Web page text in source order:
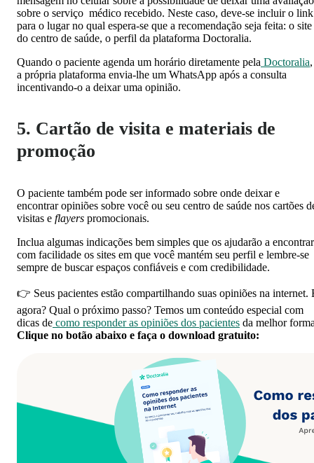
sobre o serviço médico recebido. Neste caso, deve-se incluir o link
para o lugar no qual espera-se que a recomendação seja feita: o site
do centro de saúde, o perfil da plataforma Doctoralia.
Quando o paciente agenda um horário diretamente pela Doctoralia,
a própria plataforma envia-lhe um WhatsApp após a consulta
incentivando-o a deixar uma opinião.
5. Cartão de visita e materiais de
promoção
O paciente também pode ser informado sobre onde deixar e
encontrar opiniões sobre você ou seu centro de saúde nos cartões
visitas e flayers promocionais.
Inclua algumas indicações bem simples que os ajudarão a encontrar
com facilidade os sites em que você mantém seu perfil e lembre-se
sempre de buscar espaços confiáveis e com credibilidade.
👉 Seus pacientes estão compartilhando suas opiniões na internet.
agora? Qual o próximo passo? Temos um conteúdo especial com
dicas de como responder as opiniões dos pacientes da melhor
Clique no botão abaixo e faça o download gratuito: